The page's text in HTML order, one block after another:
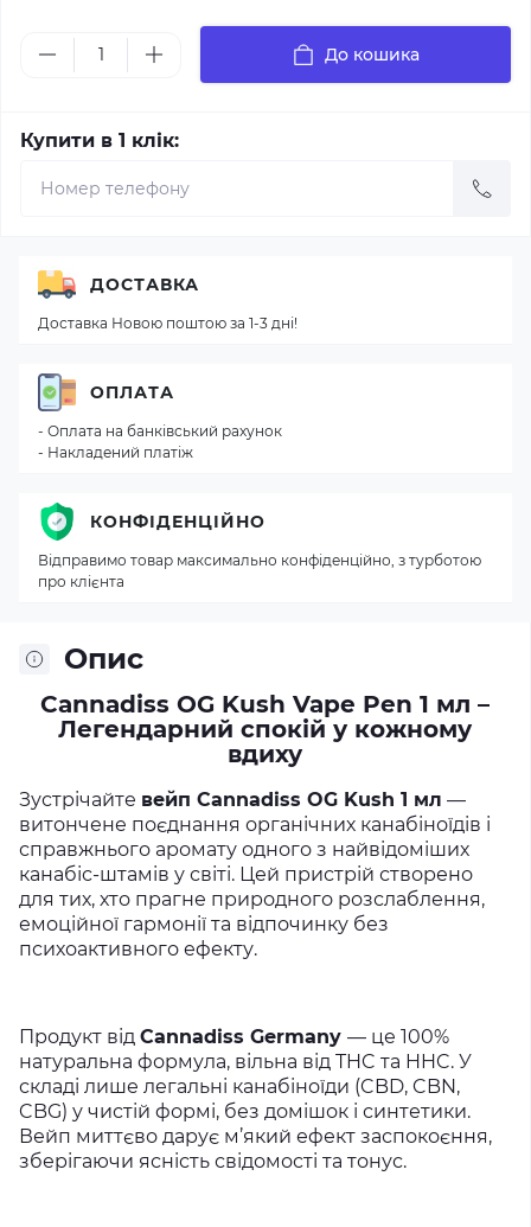
До кошика
Купити в 1 клік:
Опис
Cannadiss OG Kush Vape Pen 1 мл –
Легендарний спокій у кожному
вдиху
Зустрічайте вейп Cannadiss OG Kush 1 мл —
витончене поєднання органічних канабіноїдів і
справжнього аромату одного з найвідоміших
канабіс-штамів у світі. Цей пристрій створено
для тих, хто прагне природного розслаблення,
емоційної гармонії та відпочинку без
психоактивного ефекту.
Продукт від Cannadiss Germany — це 100%
натуральна формула, вільна від THC та HHC. У
складі лише легальні канабіноїди (CBD, CBN,
CBG) у чистій формі, без домішок і синтетики.
Вейп миттєво дарує м’який ефект заспокоєння,
зберігаючи ясність свідомості та тонус.
ДОСТАВКА
Доставка Новою поштою за 1-3 дні!
ОПЛАТА
- Оплата на банківський рахунок
- Накладений платіж
КОНФІДЕНЦІЙНО
Відправимо товар максимально конфіденційно, з турботою
про клієнта